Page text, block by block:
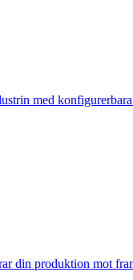
med
din produktion mot